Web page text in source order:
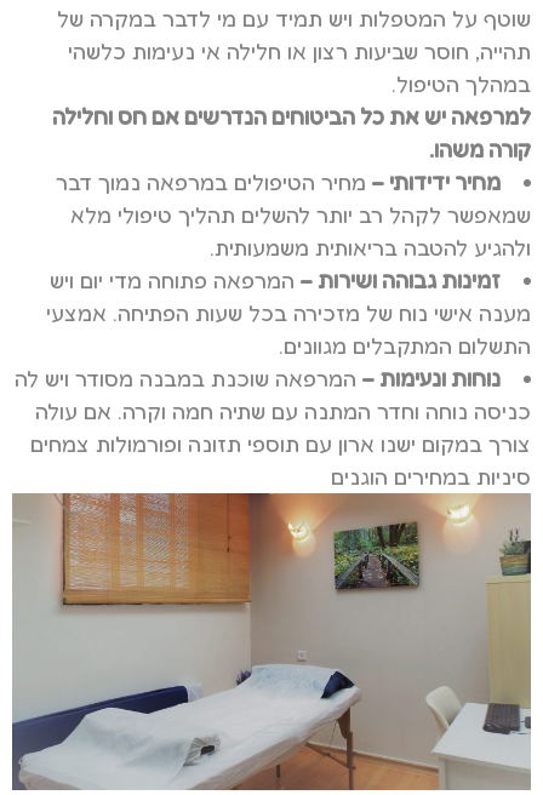
שוטף על המטפלות ויש תמיד עם מי לדבר במקרה של
תהייה, חוסר שביעות רצון או חלילה אי נעימות כלשהי
במהלך הטיפול.
למרפאה יש את כל הביטוחים הנדרשים אם חס וחלילה
קורה משהו.
מחיר ידידותי – מחיר הטיפולים במרפאה נמוך דבר
שמאפשר לקהל רב יותר להשלים תהליך טיפולי מלא
ולהגיע להטבה בריאותית משמעותית.
זמינות גבוהה ושירות – המרפאה פתוחה מדי יום ויש
מענה אישי נוח של מזכירה בכל שעות הפתיחה. אמצעי
התשלום המתקבלים מגוונים.
נוחות ונעימות – המרפאה שוכנת במבנה מסודר ויש לה
כניסה נוחה וחדר המתנה עם שתיה חמה וקרה. אם עולה
צורך במקום ישנו ארון עם תוספי תזונה ופורמולות צמחים
סיניות במחירים הוגנים